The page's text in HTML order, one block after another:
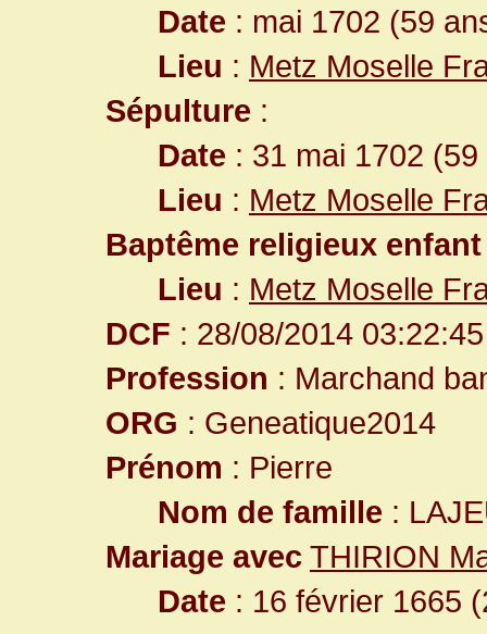
Date : mai 1702 (59
Lieu : Metz Moselle
Sépulture :
Date : 31 mai 1702
Lieu : Metz Moselle
Baptême religieux enfant
Lieu : Metz Moselle
DCF : 28/08/2014 03:22:45
Profession : Marchand
ORG : Geneatique2014
Prénom : Pierre
Nom de famille :
Mariage avec THIRION
Date : 16 février 1665